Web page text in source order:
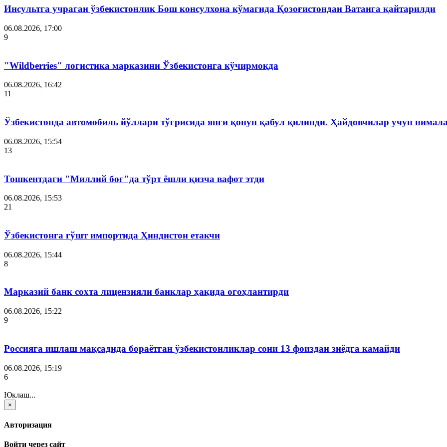
Инсультга учраган ўзбекистонлик Бош консулхона кўмагида Қозоғистондан Ватанга қайтарилди
06.08.2026, 17:00
9
"Wildberries" логистика марказини Ўзбекистонга кўчирмоқда
06.08.2026, 16:42
11
Ўзбекистонда автомобиль йўллари тўғрисида янги қонун қабул қилинди. Ҳайдовчилар учун
06.08.2026, 15:54
13
Тошкентдаги "Миллий боғ"да тўрт ёшли қизча вафот этди
06.08.2026, 15:53
21
Ўзбекистонга гўшт импортида Ҳиндистон етакчи
06.08.2026, 15:44
8
Марказий банк сохта лицензияли банклар ҳақида огоҳлантирди
06.08.2026, 15:22
9
Россияга ишлаш мақсадида бораётган ўзбекистонликлар сони 13 фоиздан зиёдга камайди
06.08.2026, 15:19
6
Юклаш...
×
Авторизация
Войти через сайт